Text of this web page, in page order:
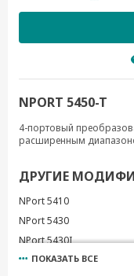
NPORT 5450-T
4-портовый
расширенным
ДРУГИЕ
NPort 5410
NPort 5430
NPort 5430I
NPort 5450
ПОКАЗАТЬ ВСЕ